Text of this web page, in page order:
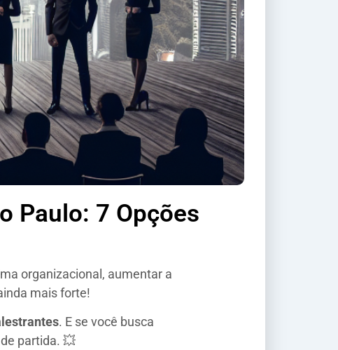
Paulo: 7 Opções
organizacional, aumentar a
mais forte!
. E se você busca
partida. 💥